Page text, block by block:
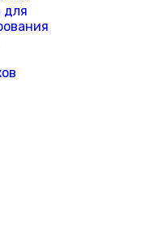
для